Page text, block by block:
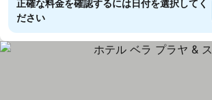
正確な料金を確認するには日付を選択してく
ださい